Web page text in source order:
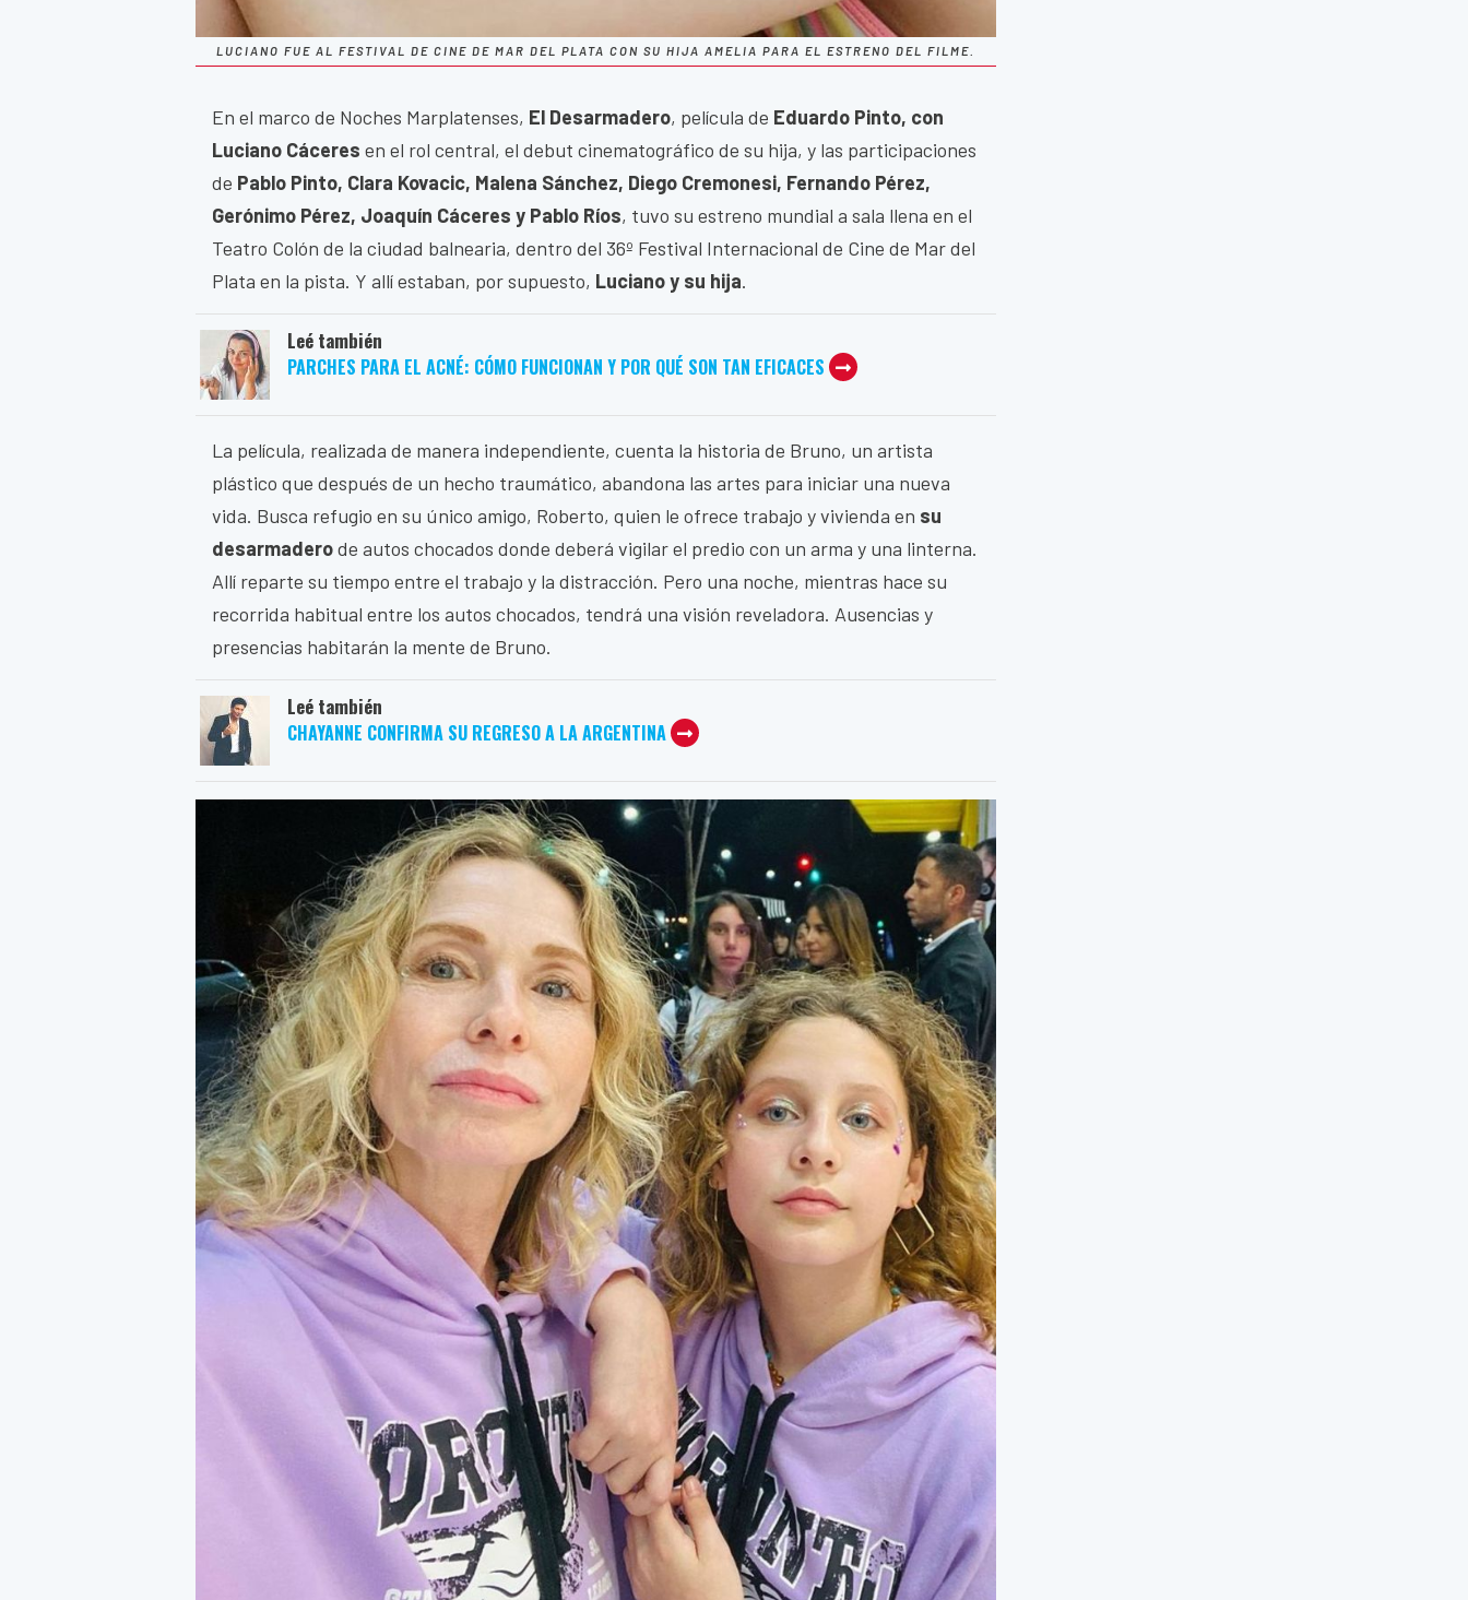
LUCIANO FUE AL FESTIVAL DE CINE DE MAR DEL PLATA CON SU HIJA AMELIA PARA EL ESTRENO DEL FILME.
En el marco de Noches Marplatenses, El Desarmadero, película de Eduardo Pinto, con
Luciano Cáceres en el rol central, el debut cinematográfico de su hija, y las participaciones
de Pablo Pinto, Clara Kovacic, Malena Sánchez, Diego Cremonesi, Fernando Pérez,
Gerónimo Pérez, Joaquín Cáceres y Pablo Ríos, tuvo su estreno mundial a sala llena en el
Teatro Colón de la ciudad balnearia, dentro del 36º Festival Internacional de Cine de Mar del
Plata en la pista. Y allí estaban, por supuesto, Luciano y su hija.
Leé también
PARCHES PARA EL ACNÉ: CÓMO FUNCIONAN Y POR QUÉ SON TAN EFICACES
La película, realizada de manera independiente, cuenta la historia de Bruno, un artista
plástico que después de un hecho traumático, abandona las artes para iniciar una nueva
vida. Busca refugio en su único amigo, Roberto, quien le ofrece trabajo y vivienda en su
desarmaderode autos chocados donde deberá vigilar el predio con un arma y una linterna.
Allí reparte su tiempo entre el trabajo y la distracción. Pero una noche, mientras hace su
recorrida habitual entre los autos chocados, tendrá una visión reveladora. Ausencias y
presencias habitarán la mente de Bruno.
Leé también
CHAYANNE CONFIRMA SU REGRESO A LA ARGENTINA